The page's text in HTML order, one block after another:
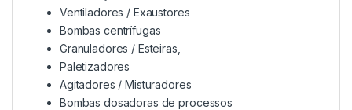
Ventiladores / Exaustores
Bombas centrífugas
Granuladores / Esteiras,
Paletizadores
Agitadores / Misturadores
Bombas dosadoras de processos